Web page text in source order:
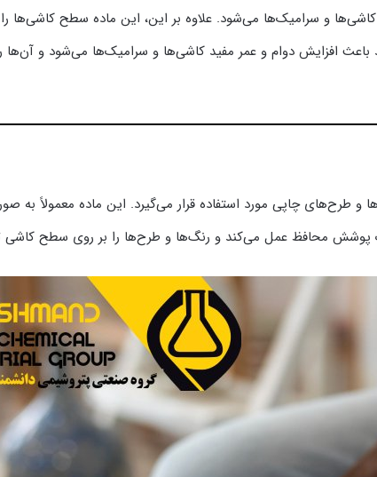
و سرامیک‌ها می‌شود. علاوه بر این، این ماده سطح کاشی‌ها
افزایش دوام و عمر مفید کاشی‌ها و سرامیک‌ها می‌شود و آن‌ها
طرح‌های چاپی مورد استفاده قرار می‌گیرد. این ماده معمولاً به
پوشش محافظ عمل می‌کند و رنگ‌ها و طرح‌ها را بر روی سطح کاشی